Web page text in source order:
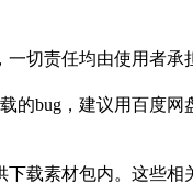
切责任均由使用者承
的bug，建议用百度
载素材包内。这些相